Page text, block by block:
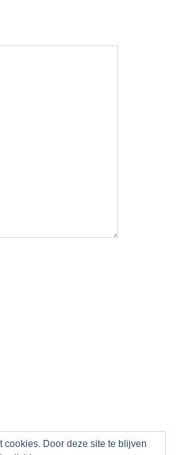
cookies. Door deze site te blijven